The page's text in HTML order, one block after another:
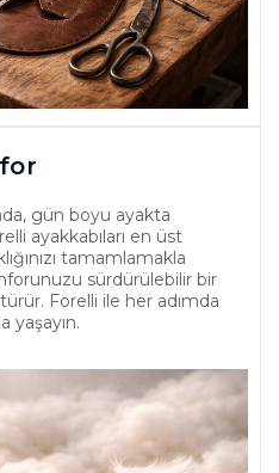
gün boyu ayakta
ayakkabıları en üst
tamamlamakla
sürdürülebilir bir
Forelli ile her adımda
yaşayın.